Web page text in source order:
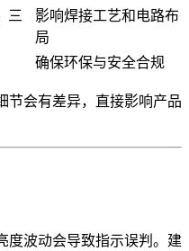
三
影响焊接工艺和电路布
局
确保环保与安全合规
节会有差异，直接影响产品
度波动会导致指示误判。建